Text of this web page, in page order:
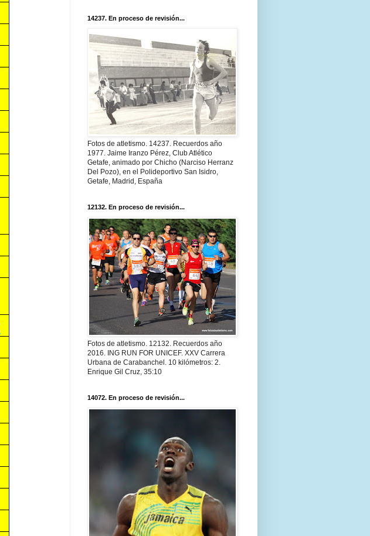
14237. En proceso de revisión...
Fotos de atletismo. 14237. Recuerdos año
1977. Jaime Iranzo Pérez, Club Atlético
Getafe, animado por Chicho (Narciso Herranz
Del Pozo), en el Polideportivo San Isidro,
Getafe, Madrid, España
12132. En proceso de revisión...
Fotos de atletismo. 12132. Recuerdos año
2016. ING RUN FOR UNICEF. XXV Carrera
Urbana de Carabanchel. 10 kilómetros: 2.
Enrique Gil Cruz, 35:10
14072. En proceso de revisión...